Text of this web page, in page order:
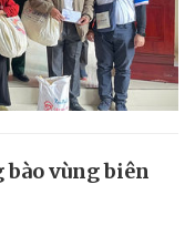
bào vùng biên